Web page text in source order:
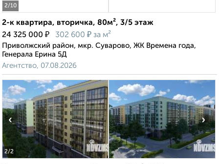
2/10
2-к квартира, вторичка, 80м², 3/5 этаж
24 325 000 ₽ 302 600 ₽ за м²
Приволжский район, мкр. Суварово, ЖК Времена года,
Генерала Ерина 5Д
Агентство, 07.08.2026
2/2
‹ ›